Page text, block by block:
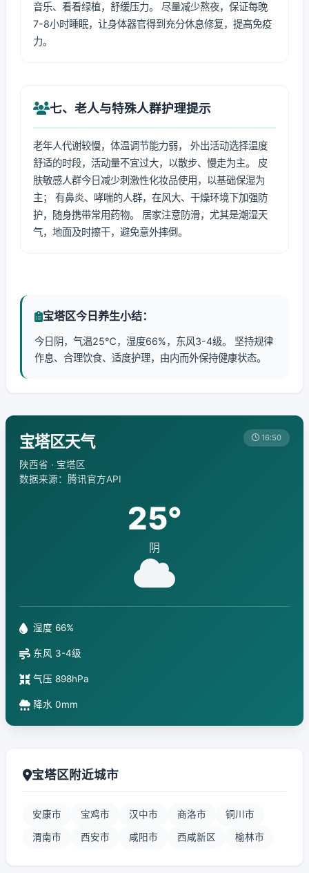
音乐、看看绿植，舒缓压力。 尽量减少熬夜，保证每晚
7-8小时睡眠，让身体器官得到充分休息修复，提高免疫
力。
七、老人与特殊人群护理提示
老年人代谢较慢，体温调节能力弱， 外出活动选择温度
舒适的时段，活动量不宜过大，以散步、慢走为主。 皮
肤敏感人群今日减少刺激性化妆品使用，以基础保湿为
主； 有鼻炎、哮喘的人群，在风大、干燥环境下加强防
护，随身携带常用药物。 居家注意防滑，尤其是潮湿天
气，地面及时擦干，避免意外摔倒。
宝塔区今日养生小结：
今日阴，气温25℃，湿度66%，东风3-4级。 坚持规律
作息、合理饮食、适度护理，由内而外保持健康状态。
宝塔区天气
陕西省 · 宝塔区
数据来源：腾讯官方API
16:50
25°
阴
湿度 66%
东风 3-4级
气压 898hPa
降水 0mm
宝塔区附近城市
安康市 宝鸡市 汉中市 商洛市 铜川市
渭南市 西安市 咸阳市 西咸新区 榆林市